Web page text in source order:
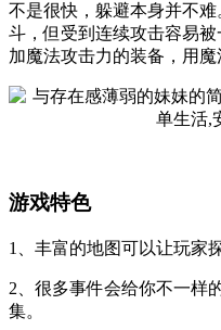
不是很快，躲避本身并不
斗，但受到连续攻击容易
加魔法攻击力的装备，用魔
游戏特色
1、丰富的地图可以让玩家
2、很多事件会给你不一样
集。